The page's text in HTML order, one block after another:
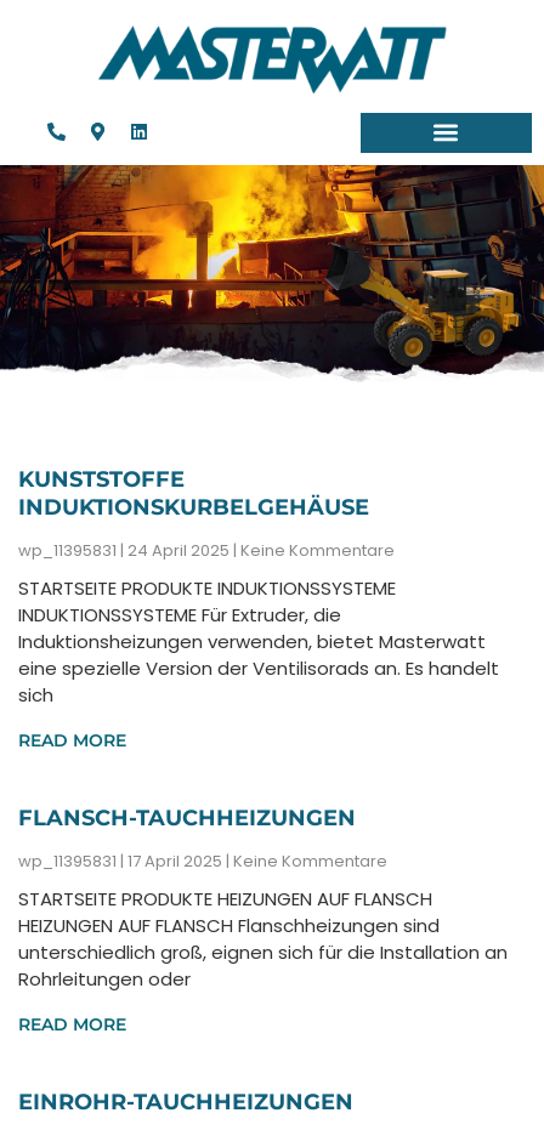
KUNSTSTOFFE
INDUKTIONSKURBELGEHÄUSE
wp_11395831 24 April 2025 Keine Kommentare
STARTSEITE PRODUKTE INDUKTIONSSYSTEME
INDUKTIONSSYSTEME Für Extruder, die
Induktionsheizungen verwenden, bietet Masterwatt
eine spezielle Version der Ventilisorads an. Es handelt
sich
READ MORE
FLANSCH-TAUCHHEIZUNGEN
wp_11395831 17 April 2025 Keine Kommentare
STARTSEITE PRODUKTE HEIZUNGEN AUF FLANSCH
HEIZUNGEN AUF FLANSCH Flanschheizungen sind
unterschiedlich groß, eignen sich für die Installation an
Rohrleitungen oder
READ MORE
EINROHR-TAUCHHEIZUNGEN